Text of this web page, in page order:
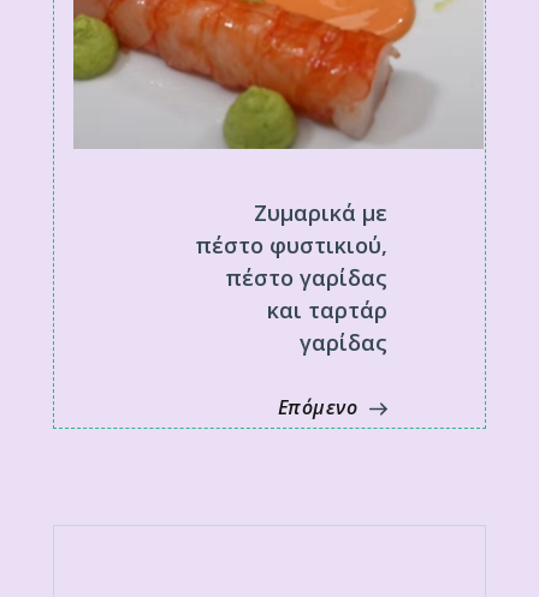
Ζυμαρικά με
πέστο φυστικιού,
πέστο γαρίδας
και ταρτάρ
γαρίδας
Επόμενο